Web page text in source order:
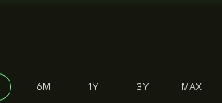
6M 1Y 3Y MAX